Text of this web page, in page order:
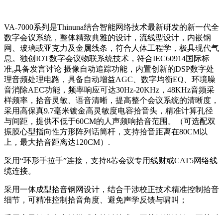
VA-7000系列是Thinuna结合智能网络技术最新研发的新一代全
数字会议系统，整体精致典雅的设计，流线型设计，内嵌钢
网、玻璃或亚克力及金属线条，符合人体工程学，极具现代气
息。独创IOT数字会议物联系统技术，符合IEC60914国际标
准,具备发言讨论 摄像自动追踪功能，内置创新的DSP数字处
理音频处理电路，具备自动增益AGC、数字均衡EQ、环境噪
音消除AEC功能，频率响应可达30Hz-20KHz，48KHz音频采
样频率，拾音灵敏、语音清晰，提高整个会议系统的清晰度，
采用高保真9.7毫米镀金高灵敏度电容拾音头，精准计算孔径
与间距，提供不低于60CM的人声频响拾音范围。（可选配双
振膜心型指向性方形阵列话筒杆，支持拾音距离在80CM以
上，最大拾音距离达120CM）.
采用“环形手拉手”连接，支持8芯会议专用线财或CAT5网络线
缆连接。
采用一体成型拾音钢网设计，结合干涉校正技术精准控制拾音
细节，可精准控制拾音角度、避免声学反馈与啸叫；